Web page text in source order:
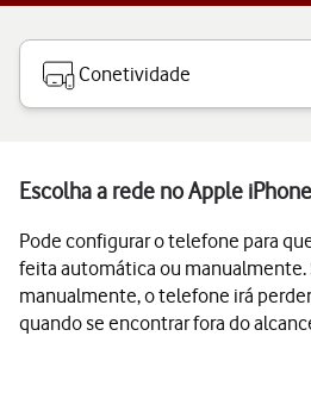
Conetividade
Escolha a rede no Apple
Pode configurar o telefone para
feita automática ou manualmente.
manualmente, o telefone irá
quando se encontrar fora do